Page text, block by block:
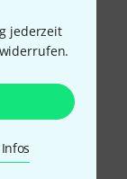
jederzeit
und
für
Gitarren.